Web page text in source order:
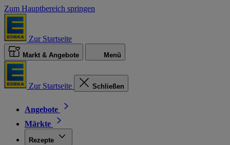
Zum Hauptbereich springen
Zur Startseite
Markt & Angebote Menü
Zur Startseite Schließen
Angebote
Märkte
Rezepte